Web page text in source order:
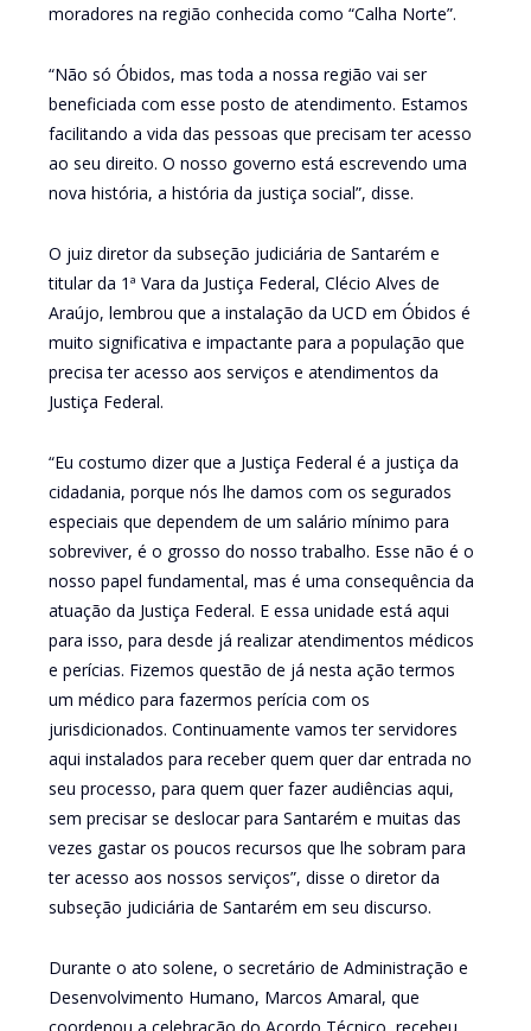
moradores na região conhecida como “Calha Norte”.
“Não só Óbidos, mas toda a nossa região vai ser
beneficiada com esse posto de atendimento. Estamos
facilitando a vida das pessoas que precisam ter acesso
ao seu direito. O nosso governo está escrevendo uma
nova história, a história da justiça social”, disse.
O juiz diretor da subseção judiciária de Santarém e
titular da 1ª Vara da Justiça Federal, Clécio Alves de
Araújo, lembrou que a instalação da UCD em Óbidos é
muito significativa e impactante para a população que
precisa ter acesso aos serviços e atendimentos da
Justiça Federal.
“Eu costumo dizer que a Justiça Federal é a justiça da
cidadania, porque nós lhe damos com os segurados
especiais que dependem de um salário mínimo para
sobreviver, é o grosso do nosso trabalho. Esse não é o
nosso papel fundamental, mas é uma consequência da
atuação da Justiça Federal. E essa unidade está aqui
para isso, para desde já realizar atendimentos médicos
e perícias. Fizemos questão de já nesta ação termos
um médico para fazermos perícia com os
jurisdicionados. Continuamente vamos ter servidores
aqui instalados para receber quem quer dar entrada no
seu processo, para quem quer fazer audiências aqui,
sem precisar se deslocar para Santarém e muitas das
vezes gastar os poucos recursos que lhe sobram para
ter acesso aos nossos serviços”, disse o diretor da
subseção judiciária de Santarém em seu discurso.
Durante o ato solene, o secretário de Administração e
Desenvolvimento Humano, Marcos Amaral, que
coordenou a celebração do Acordo Técnico, recebeu